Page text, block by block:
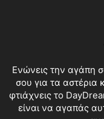
Ενώνεις την αγάπη
σου για τα αστέρια
φτιάχνεις το
είναι να αγαπάς